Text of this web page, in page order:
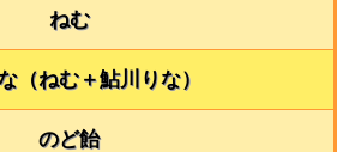
ねむ
（ねむ＋鮎川りな）
のど飴